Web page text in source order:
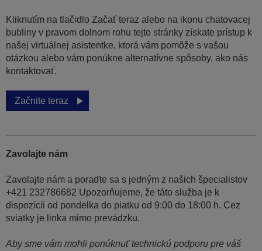
Kliknutím na tlačidlo Začať teraz alebo na ikonu chatovacej
bubliny v pravom dolnom rohu tejto stránky získate prístup k
našej virtuálnej asistentke, ktorá vám pomôže s vašou
otázkou alebo vám ponúkne alternatívne spôsoby, ako nás
kontaktovať.
Začnite teraz
Zavolajte nám
Zavolajte nám a poraďte sa s jedným z našich špecialistov
+421 232786682 Upozorňujeme, že táto služba je k
dispozícii od pondelka do piatku od 9:00 do 18:00 h. Cez
sviatky je linka mimo prevádzku.
Aby sme vám mohli ponúknuť technickú podporu pre váš